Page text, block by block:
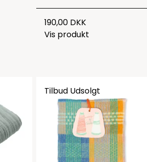
190,00 DKK
Vis produkt
Tilbud Udsolgt